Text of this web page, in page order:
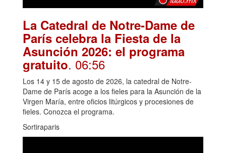
La Catedral de Notre-Dame de
París celebra la Fiesta de la
Asunción 2026: el programa
gratuito. 06:56
Los 14 y 15 de agosto de 2026, la catedral de Notre-
Dame de París acoge a los fieles para la Asunción de la
Virgen María, entre oficios litúrgicos y procesiones de
fieles. Conozca el programa.
Sortiraparis